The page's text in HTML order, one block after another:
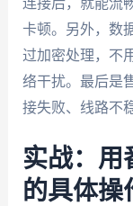
卡顿。另外，数
过加密处理，不
络干扰。最后是
接失败、线路不
实战：用
的具体操